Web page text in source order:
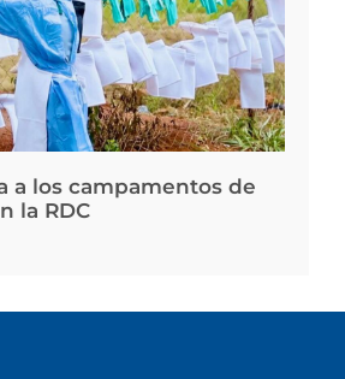
a los campamentos de
la RDC